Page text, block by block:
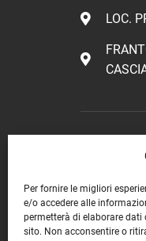
Per fornire le migliori
e/o accedere alle
permetterà di elaborare
sito. Non acconsentire o
LOC.
tel:
Cell: